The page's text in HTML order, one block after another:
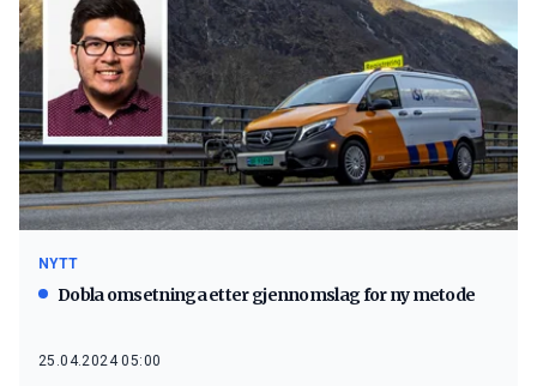
NYTT
Dobla omsetninga etter gjennomslag for ny metode
25.04.2024 05:00